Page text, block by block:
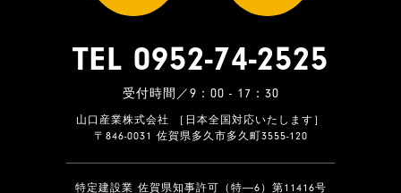
TEL 0952-74-2525
受付時間／9：00 - 17：30
山口産業株式会社 ［日本全国対応いたします］
〒846-0031 佐賀県多久市多久町3555-120
特定建設業 佐賀県知事許可（特―6）第11416号